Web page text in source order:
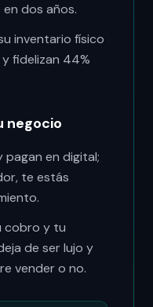
dos años.
inventario físico
fidelizan 44%
negocio
pagan en digital;
te estás
cobro y tu
de ser lujo y
vender o no.